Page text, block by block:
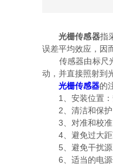
光栅传感器指
误差平均效应，因
传感器由标尺光
动，并直接照射到
光栅传感器的
1、安装位置：安
2、清洁和保护：
3、对准和校准：
4、避免过大距离
5、避免干扰源：
6、适当的电源供